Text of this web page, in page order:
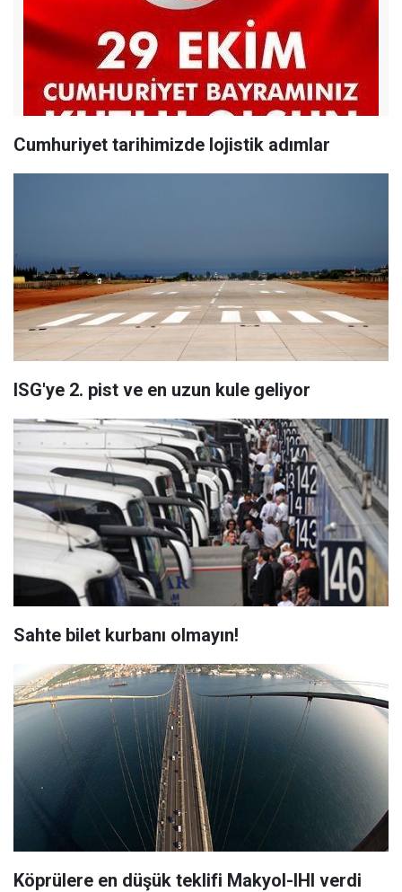
Cumhuriyet tarihimizde lojistik adımlar
ISG'ye 2. pist ve en uzun kule geliyor
Sahte bilet kurbanı olmayın!
Köprülere en düşük teklifi Makyol-IHI verdi